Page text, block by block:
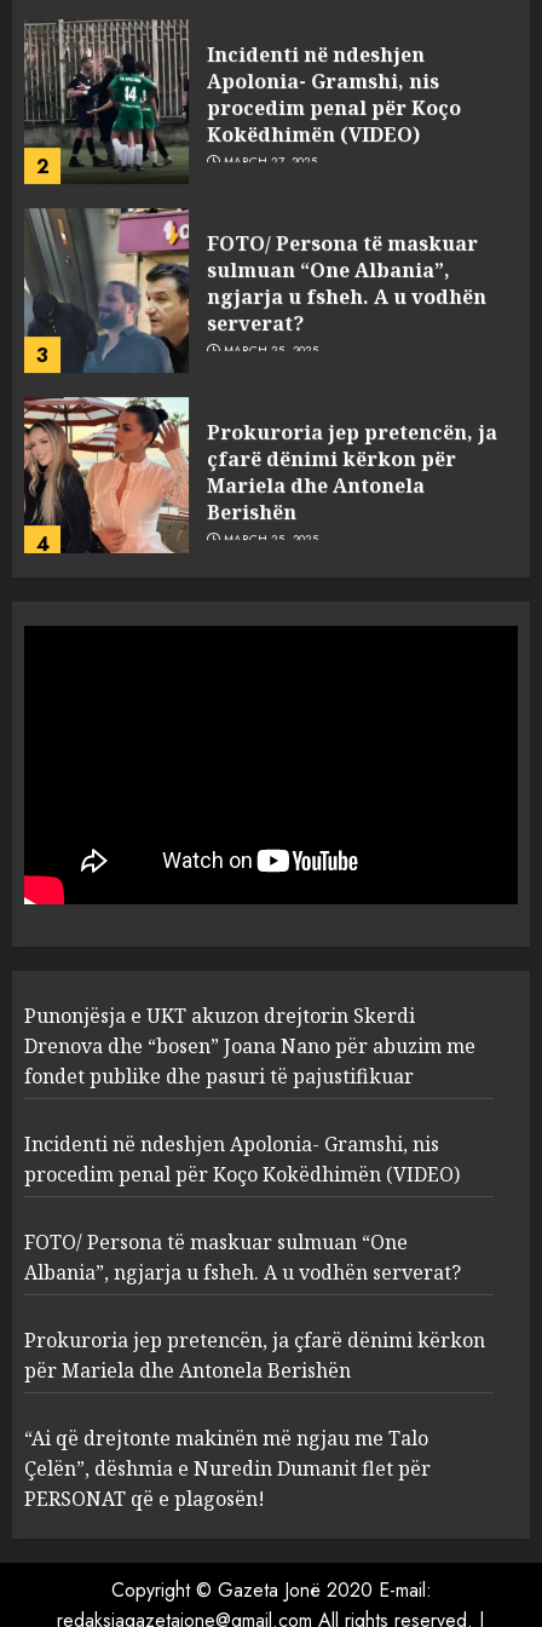
2
Incidenti në ndeshjen
Apolonia- Gramshi, nis
procedim penal për Koço
Kokëdhimën (VIDEO)
MARCH 27, 2025
3
FOTO/ Persona të maskuar
sulmuan “One Albania”,
ngjarja u fsheh. A u vodhën
serverat?
MARCH 25, 2025
4
Prokuroria jep pretencën, ja
çfarë dënimi kërkon për
Mariela dhe Antonela
Berishën
MARCH 25, 2025
1
“bosen” Joana Nano për
abuzim me fondet publike dhe
pasuri të pajustifikuar
2
Apolonia- Gramshi, nis
procedim penal për Koço
Kokëdhimën (VIDEO)
MARCH 27, 2025
3
FOTO/ Persona të maskuar
sulmuan “One Albania”,
ngjarja u fsheh. A u vodhën
serverat?
4
Prokuroria jep pretencën, ja
çfarë dënimi kërkon për
Berishën
MARCH 25, 2025
“Ai që drejtonte makinën më
ngjau me Talo Çelën”,
dëshmia e Nuredin Dumanit
Punonjësja e UKT akuzon drejtorin Skerdi
Drenova dhe “bosen” Joana Nano për abuzim me
fondet publike dhe pasuri të pajustifikuar
Incidenti në ndeshjen Apolonia- Gramshi, nis
procedim penal për Koço Kokëdhimën (VIDEO)
FOTO/ Persona të maskuar sulmuan “One
Albania”, ngjarja u fsheh. A u vodhën serverat?
Prokuroria jep pretencën, ja çfarë dënimi kërkon
për Mariela dhe Antonela Berishën
“Ai që drejtonte makinën më ngjau me Talo
Çelën”, dëshmia e Nuredin Dumanit flet për
PERSONAT që e plagosën!
Copyright © Gazeta Jonë 2020 E-mail:
redaksiagazetajone@gmail.com All rights reserved. |